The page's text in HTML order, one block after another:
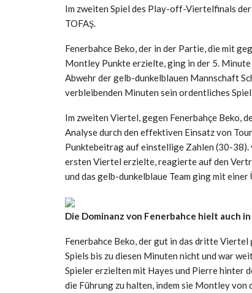
Im zweiten Spiel des Play-off-Viertelfinals
TOFAŞ.
Fenerbahce Beko, der in der Partie, die mit
Montley Punkte erzielte, ging in der 5.
Abwehr der gelb-dunkelblauen Mannschaft
verbleibenden Minuten sein ordentliches
Im zweiten Viertel, gegen Fenerbahçe Beko,
Analyse durch den effektiven Einsatz von
Punktebeitrag auf einstellige Zahlen (30-38).
ersten Viertel erzielte, reagierte auf den
und das gelb-dunkelblaue Team ging mit
Die Dominanz von Fenerbahce hielt auch
Fenerbahce Beko, der gut in das dritte
Spiels bis zu diesen Minuten nicht und war
Spieler erzielten mit Hayes und Pierre hinter
die Führung zu halten, indem sie Montley